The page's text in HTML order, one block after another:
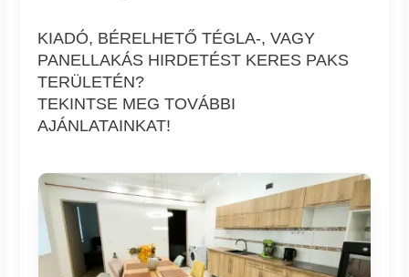
KIADÓ, BÉRELHETŐ TÉGLA-, VAGY
PANELLAKÁS HIRDETÉST KERES PAKS
TERÜLETÉN?
TEKINTSE MEG TOVÁBBI
AJÁNLATAINKAT!